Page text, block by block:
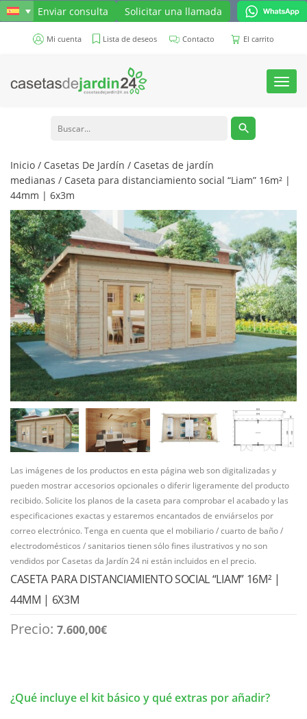
Enviar consulta Solicitar una llamada
Mi cuenta Lista de deseos Contacto El carrito
Toggle
Inicio / Casetas De Jardín / Casetas de jardín
medianas / Caseta para distanciamiento social “Liam” 16m² |
44mm | 6x3m
Las imágenes de los productos en esta página web son digitalizadas y
pueden mostrar accesorios opcionales o diferir ligeramente del producto
recibido. Solicite los planos de la caseta para comprobar el acabado y las
especificaciones exactas y estaremos encantados de enviárselos por
correo electrónico. Tenga en cuenta que el mobiliario / cuarto de baño /
electrodomésticos / sanitarios tienen sólo fines ilustrativos y no son
vendidos por Casetas da Jardín 24 ni están incluidos en el precio.
CASETA PARA DISTANCIAMIENTO SOCIAL “LIAM” 16M² |
44MM | 6X3M
Precio: 7.600,00€
¿Qué incluye el kit básico y qué extras por añadir?